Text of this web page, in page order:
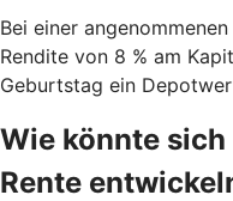
Bei einer
Rendite von 8 % am
Geburtstag ein
Wie könnte
Rente